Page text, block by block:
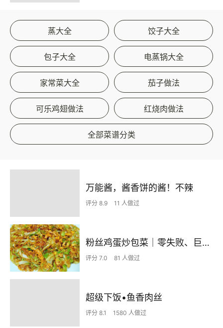
蒸大全 饺子大全
包子大全 电蒸锅大全
家常菜大全 茄子做法
可乐鸡翅做法 红烧肉做法
全部菜谱分类
万能酱，酱香饼的酱！不辣
评分 8.9 11 人做过
粉丝鸡蛋炒包菜｜零失败、巨下饭
评分 7.0 81 人做过
超级下饭•鱼香肉丝
评分 8.1 1580 人做过